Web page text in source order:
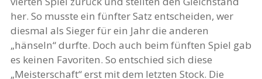
her. So musste ein fünfter Satz entscheiden, wer
diesmal als Sieger für ein Jahr die anderen
„hänseln“ durfte. Doch auch beim fünften Spiel gab
es keinen Favoriten. So entschied sich diese
„Meisterschaft“ erst mit dem letzten Stock. Die